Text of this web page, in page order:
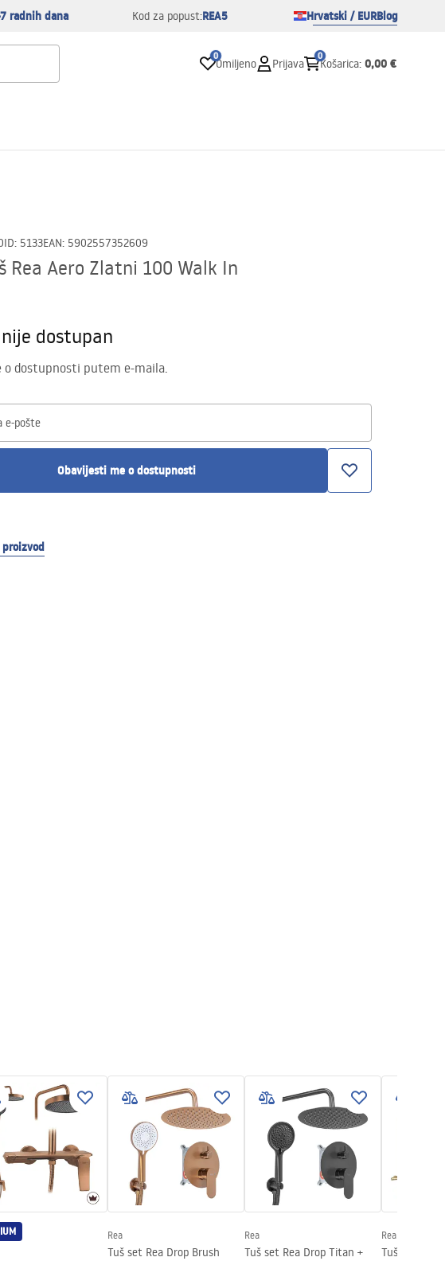
radnih dana Kod za popust:REA5 Hrvatski / EURBlog
0
Omiljeno Prijava
0
Košarica: 0,00 €
ID: 5133EAN: 5902557352609
Rea Aero Zlatni 100 Walk In
dostupan
o dostupnosti putem e-maila.
e-pošte
Obavijesti me o dostupnosti
Rea
Tuš set Rea Drop Brush
Rea
Tuš set Rea Drop Titan +
Rea
Tuš set Rea